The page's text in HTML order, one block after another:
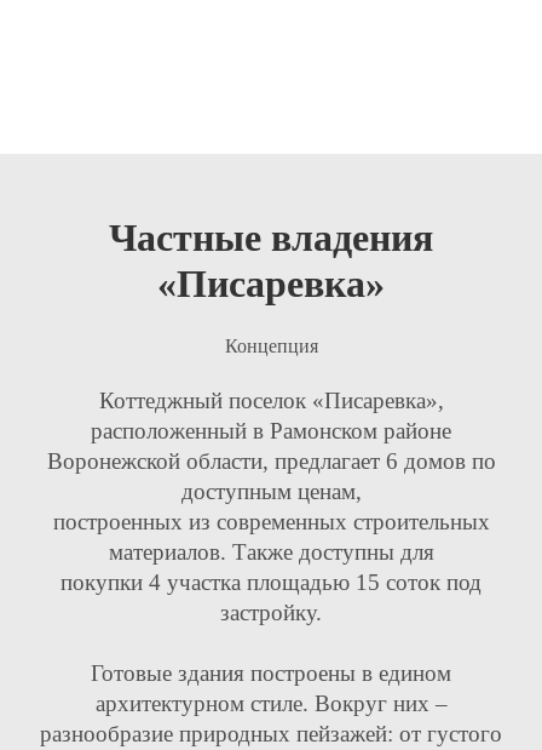
Частные владения
«Писаревка»
Концепция
Коттеджный поселок «Писаревка»,
расположенный в Рамонском районе
Воронежской области, предлагает 6 домов по
доступным ценам,
построенных из современных строительных
материалов. Также доступны для
покупки 4 участка площадью 15 соток под
застройку.
Готовые здания построены в едином
архитектурном стиле. Вокруг них –
разнообразие природных пейзажей: от густого